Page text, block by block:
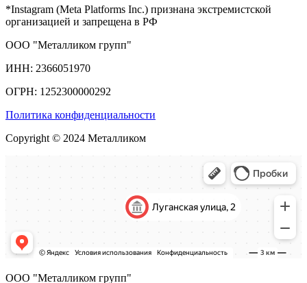
*Instagram (Meta Platforms Inc.) признана экстремистской
организацией и запрещена в РФ
ООО "Металликом групп"
ИНН: 2366051970
ОГРН: 1252300000292
Политика конфиденциальности
Copyright © 2024 Металликом
ООО "Металликом групп"